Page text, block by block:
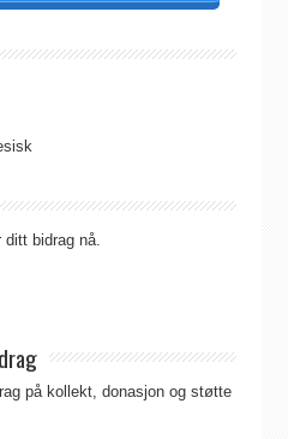
ditt bidrag nå.
på kollekt, donasjon og støtte